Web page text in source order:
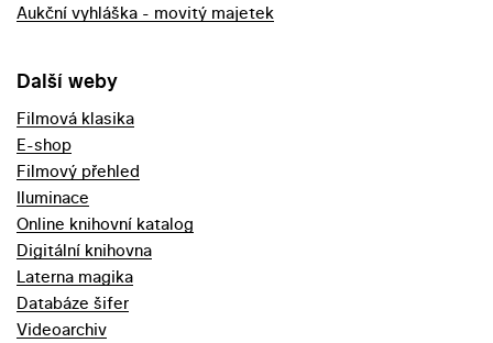
Aukční vyhláška - movitý majetek
Další weby
Filmová klasika
E-shop
Filmový přehled
Iluminace
Online knihovní katalog
Digitální knihovna
Laterna magika
Databáze šifer
Videoarchiv